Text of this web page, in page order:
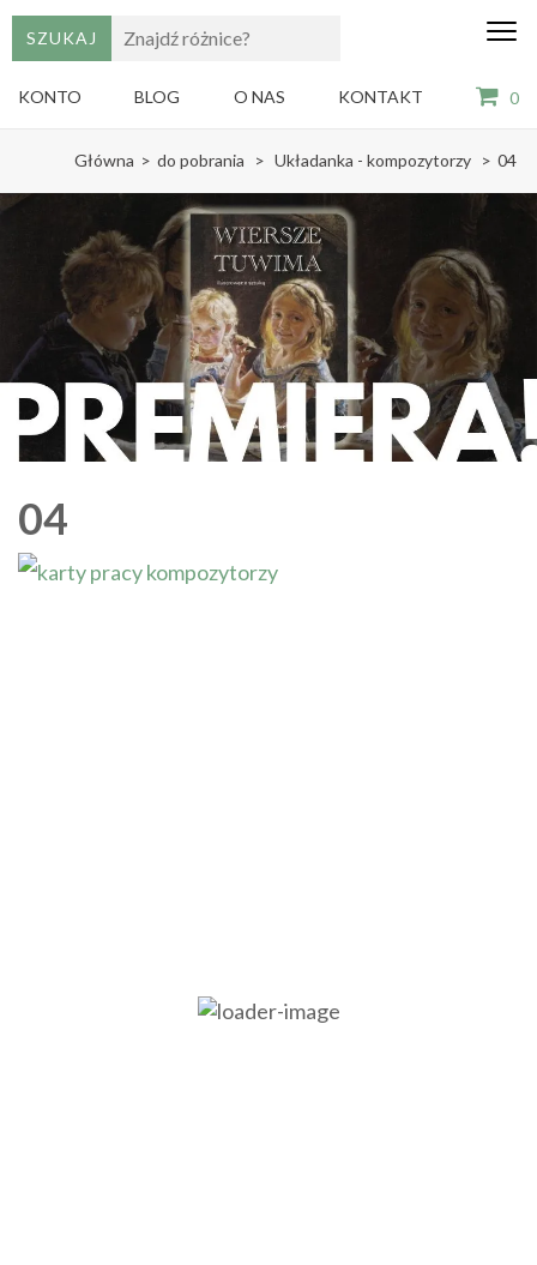
KONTO BLOG O NAS KONTAKT 0
content
Gry,
i
książki
dla
Główna > do pobrania > Układanka - kompozytorzy > 04
04